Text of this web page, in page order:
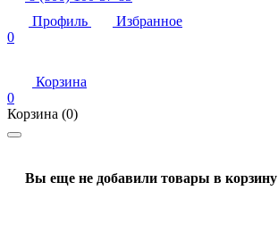
Профиль
Избранное
0
Корзина
0
Корзина (0)
Вы еще не добавили товары в корзину